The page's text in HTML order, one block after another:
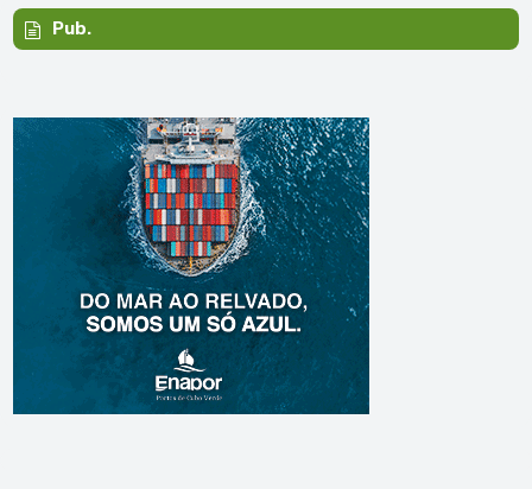
Pub.